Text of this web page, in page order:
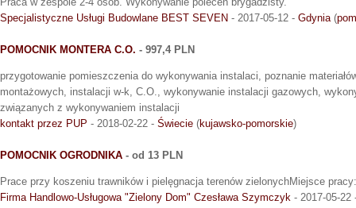
Specjalistyczne Usługi Budowlane BEST SEVEN - 2017-05-12 - Gdynia(
POMOCNIK MONTERA C.O. - 997,4 PLN
przygotowanie pomieszczenia do wykonywania instalaci, poznanie
montażowych, instalacji w-k, C.O., wykonywanie instalacji gazowych,
związanych z wykonywaniem instalacji
kontakt przez PUP - 2018-02-22 - Świecie (kujawsko-pomorskie)
POMOCNIK OGRODNIKA - od 13 PLN
Prace przy koszeniu trawników i pielęgnacja terenów zielonychMiejsce
Firma Handlowo-Usługowa "Zielony Dom" Czesława Szymczyk - 2017-05-